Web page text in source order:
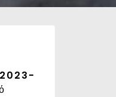
2023-